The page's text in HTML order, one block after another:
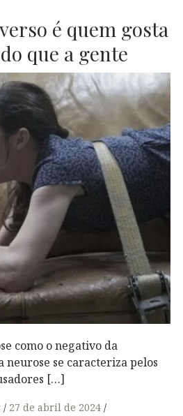
é quem gosta
que a gente
como o negativo da
neurose se caracteriza pelos
[…]
27 de abril de 2024